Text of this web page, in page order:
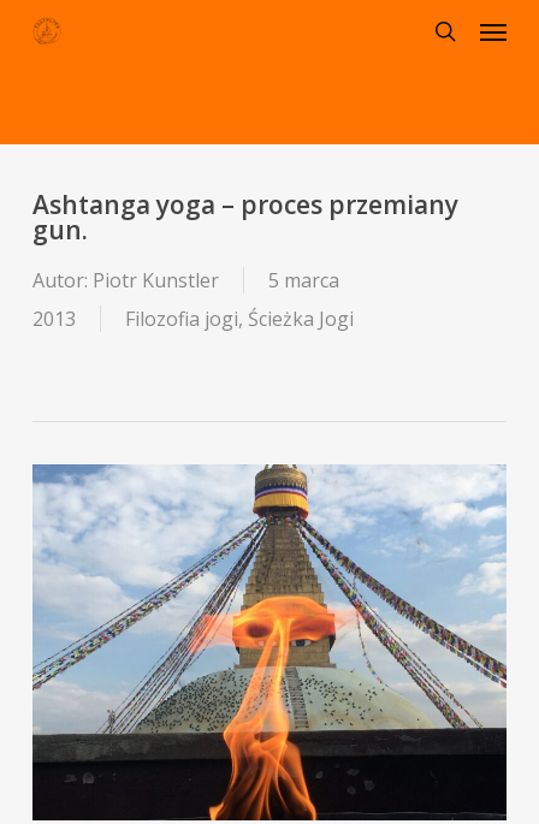
Skip
Menu
Ashtanga yoga – proces przemiany
gun.
Autor: Piotr Kunstler
5 marca
2013
Filozofia jogi, Ścieżka Jogi